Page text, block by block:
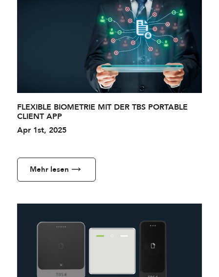
FLEXIBLE BIOMETRIE MIT DER TBS PORTABLE
CLIENT APP
Apr 1st, 2025
Mehr lesen